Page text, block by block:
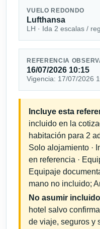
VUELO REDONDO
Lufthansa
LH · Ida 2 escalas /
REFERENCIA
16/07/2026 10:15
Vigencia: 17/07/2026
Incluye esta
incluido en la
habitación para 2
Solo alojamiento ·
en referencia ·
Equipaje
mano no incluido;
No asumir
hotel salvo
de viaje, seguros y